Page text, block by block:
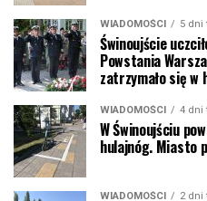
WIADOMOŚCI 5 dni
Świnoujście
Powstania
zatrzymało się w
WIADOMOŚCI 4 dni
W Świnoujściu
hulajnóg. Miasto
WIADOMOŚCI 2 dni